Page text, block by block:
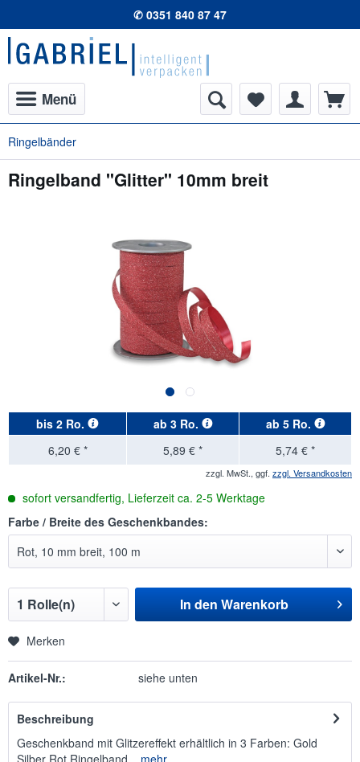
✆ 0351 840 87 47
Menü
Ringelbänder
Ringelband "Glitter" 10mm breit
bis 2 Ro. ab 3 Ro. ab 5 Ro.
6,20 € *
5,89 € * 5,74 € *
zzgl. MwSt., ggf. zzgl. Versandkosten
sofort versandfertig, Lieferzeit ca. 2-5 Werktage
Farbe / Breite des Geschenkbandes:
In den Warenkorb
Merken
Artikel-Nr.: siehe unten
Beschreibung
Geschenkband mit Glitzereffekt erhältlich in 3 Farben: Gold
Silber Rot Ringelband... mehr